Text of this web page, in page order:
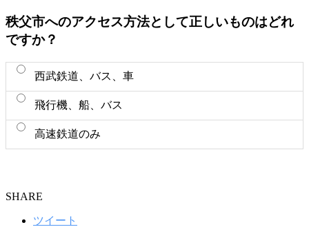
秩父市へのアクセス方法として正しいものはどれ
ですか？
西武鉄道、バス、車
飛行機、船、バス
高速鉄道のみ
SHARE
ツイート